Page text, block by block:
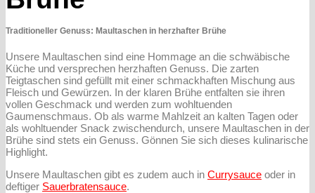
Traditioneller Genuss: Maultaschen in herzhafter Brühe
Unsere Maultaschen sind eine Hommage an die schwäbische
Küche und versprechen herzhaften Genuss. Die zarten
Teigtaschen sind gefüllt mit einer schmackhaften Mischung aus
Fleisch und Gewürzen. In der klaren Brühe entfalten sie ihren
vollen Geschmack und werden zum wohltuenden
Gaumenschmaus. Ob als warme Mahlzeit an kalten Tagen oder
als wohltuender Snack zwischendurch, unsere Maultaschen in der
Brühe sind stets ein Genuss. Gönnen Sie sich dieses kulinarische
Highlight.
Unsere Maultaschen gibt es zudem auch in Currysauce oder in
deftiger Sauerbratensauce.